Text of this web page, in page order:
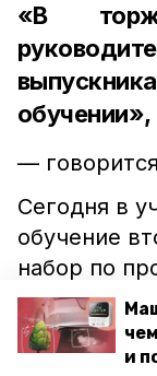
и
«В
обучении»,
—
Сегодня в
обучение
набор по
военной